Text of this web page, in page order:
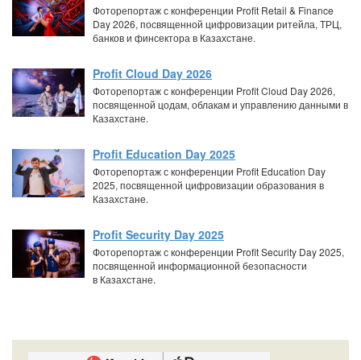
Фоторепортаж с конференции Profit Retail & Finance
Day 2026, посвященной цифровизации ритейла, ТРЦ,
банков и финсектора в Казахстане.
Profit Cloud Day 2026
Фоторепортаж с конференции Profit Cloud Day 2026,
посвященной цодам, облакам и управлению данными в
Казахстане.
Profit Education Day 2025
Фоторепортаж с конференции Profit Education Day
2025, посвященной цифровизации образования в
Казахстане.
Profit Security Day 2025
Фоторепортаж с конференции Profit Security Day 2025,
посвященной информационной безопасности
в Казахстане.